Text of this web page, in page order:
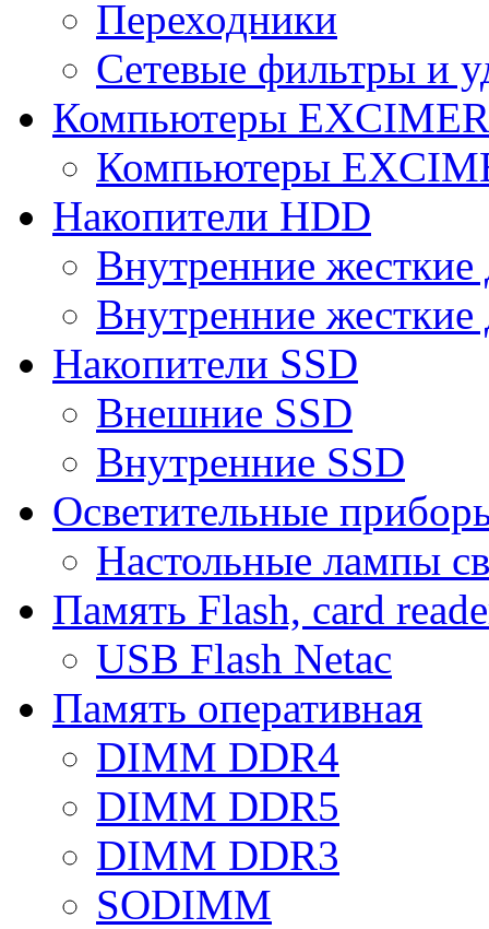
Переходники
Сетевые фильтры и
Компьютеры
Компьютеры
Накопители HDD
Внутренние
Внутренние
Накопители SSD
Внешние SSD
Внутренние SSD
Осветительные
Настольные лампы
Память Flash, card
USB Flash Netac
Память оперативная
DIMM DDR4
DIMM DDR5
DIMM DDR3
SODIMM